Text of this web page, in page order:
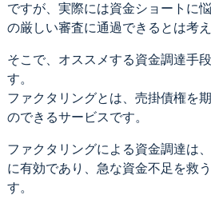
ですが、実際には資金ショートに
の厳しい審査に通過できるとは考え
そこで、オススメする資金調達手
す。
ファクタリングとは、売掛債権を
のできるサービスです。
ファクタリングによる資金調達は
に有効であり、急な資金不足を救
す。